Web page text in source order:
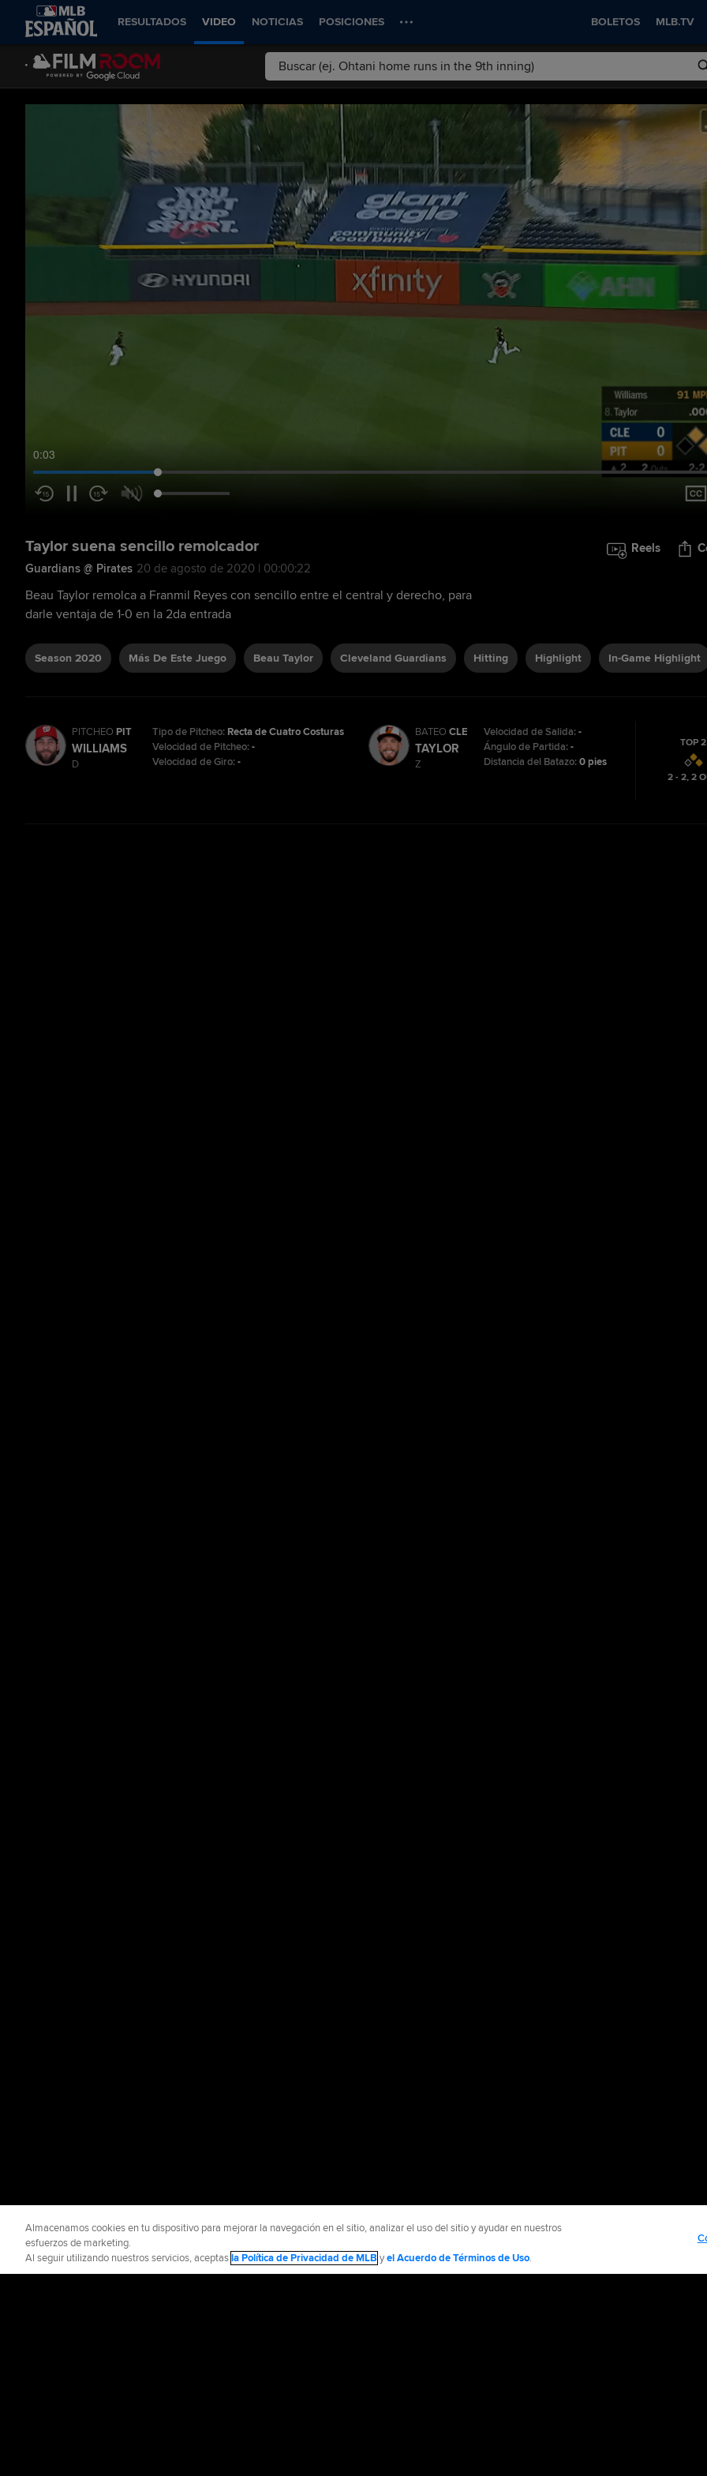
RESULTADOS VIDEO NOTICIAS POSICIONES BOLETOS MLB.TV
0:04
Taylor suena sencillo remolcador
Guardians @ Pirates 20 de agosto de 2020 | 00:00:22
Reels
Beau Taylor remolca a Franmil Reyes con sencillo entre el central y derecho, para
darle ventaja de 1-0 en la 2da entrada
Season 2020 Más De Este Juego Beau Taylor Cleveland Guardians Hitting Highlight In-Game Highlight
PITCHEO PIT
WILLIAMS
D
Tipo de Pitcheo: Recta de Cuatro Costuras
Velocidad de Pitcheo:-
Velocidad de Giro:-
BATEO CLE
TAYLOR
Z
Velocidad de Salida:-
Ángulo de Partida:-
Distancia del Batazo:0 pies
TOP 2
2 - 2,2
Almacenamos cookies en tu dispositivo para mejorar la navegación en el sitio, analizar el uso del sitio y ayudar en nuestros
esfuerzos de marketing.
Al seguir utilizando nuestros servicios, aceptasla Política de Privacidad de MLB yel Acuerdo de Términos de Uso.